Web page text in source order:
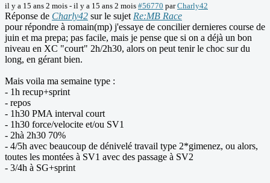
il y a 15 ans 2 mois - il y a 15 ans 2 mois #56770 parCharly42
Réponse de Charly42 sur le sujet Re:MB Race
pour répondre à romain(mp) j'essaye de concilier dernieres course de
juin et ma prepa; pas facile, mais je pense que si on a déjà un bon
niveau en XC "court" 2h/2h30, alors on peut tenir le choc sur du
long, en gérant bien.
Mais voila ma semaine type :
- 1h recup+sprint
- repos
- 1h30 PMA interval court
- 1h30 force/velocite et/ou SV1
- 2hà 2h30 70%
- 4/5h avec beaucoup de dénivelé travail type 2*gimenez, ou alors,
toutes les montées à SV1 avec des passage à SV2
- 3/4h à SG+sprint